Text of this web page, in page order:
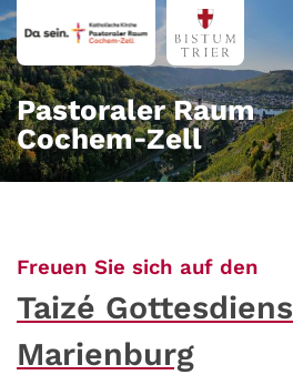
Zum Inhalt springen
Pastoraler Raum
Cochem‑Zell
Freuen Sie sich auf den
Taizé
Marienburg